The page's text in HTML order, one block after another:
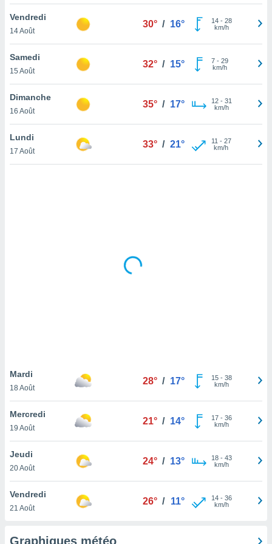
votre
à
en
le
notre
que
et que
Vendredi
14 Août
30° / 16° 14- 28
km/h
Samedi
15 Août
32° / 15° 7- 29
km/h
Dimanche
16 Août
35° / 17° 12- 31
km/h
Lundi
17 Août
33° / 21° 11 - 27
km/h
Mardi
18 Août
28° / 17° 15- 38
km/h
Mercredi
19 Août
21° / 14° 17- 36
km/h
Jeudi
20 Août
24° / 13° 18- 43
km/h
Vendredi
21 Août
26° / 11° 14- 36
km/h
Graphiques météo